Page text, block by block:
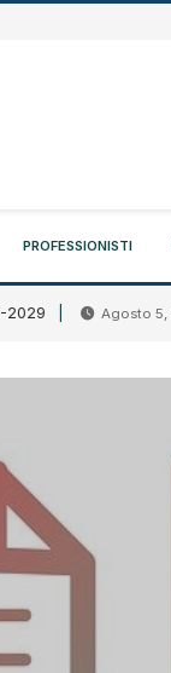
PROFESSIONISTI
Agosto 5, 2026